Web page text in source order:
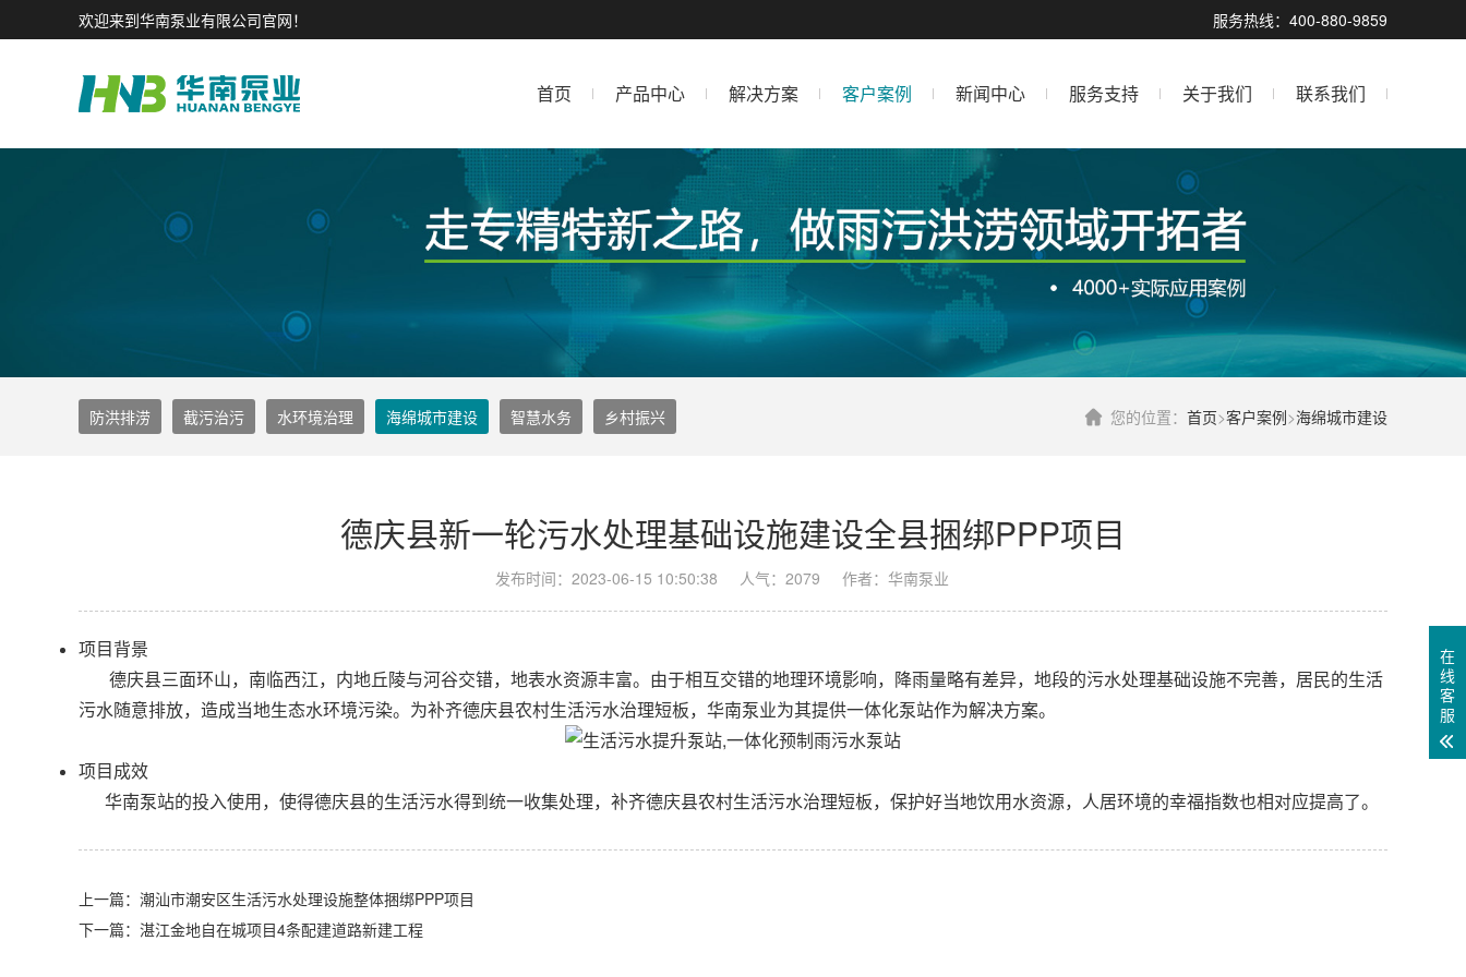
服务热线：400-880-9859
欢迎来到华南泵业有限公司官网！
首页 产品中心 解决方案 客户案例 新闻中心 服务支持 关于我们 联系我们
您的位置： 首页>客户案例>海绵城市建设
防洪排涝 截污治污 水环境治理 海绵城市建设 智慧水务 乡村振兴
德庆县新一轮污水处理基础设施建设全县捆绑PPP项目
发布时间：2023-06-15 10:50:38 人气：2079 作者：华南泵业
项目背景
德庆县三面环山，南临西江，内地丘陵与河谷交错，地表水资源丰富。由于相互交错的地理环境影响，降雨量略有差异，地段的污水处理基础设施不完善，居民的生活
污水随意排放，造成当地生态水环境污染。为补齐德庆县农村生活污水治理短板， 华南泵业为其提供一体化泵站作为解决方案。
项目成效
华南泵站的投入使用，使得德庆县的生活污水得到统一收集处理，补齐德庆县农村生活污水治理短板，保护好当地饮用水资源，人居环境的幸福指数也相对应提高了。
上一篇：潮汕市潮安区生活污水处理设施整体捆绑PPP项目
下一篇：湛江金地自在城项目4条配建道路新建工程
在
线
客
服